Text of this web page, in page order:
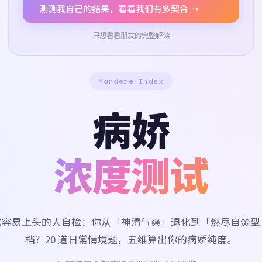
测测我自己的结果，看看我们有多契合 →
只想看看朋友的完整解读
Yandere Index
病娇
浓度测试
易上头的人自检：你从「神清气爽」退化到「燃尽自焚
档？20 道日常情境题，五维算出你的病娇纯度。